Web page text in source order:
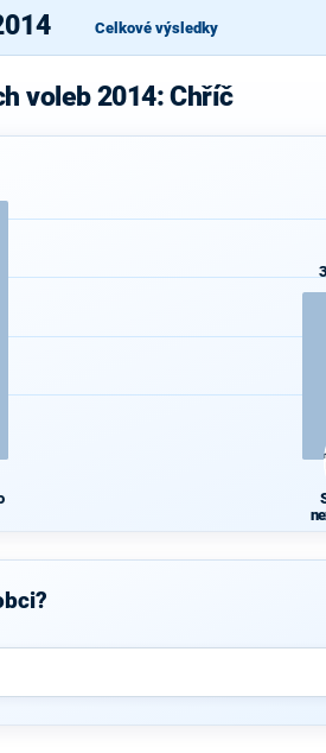
Celkové výsledky
voleb 2014: Chříč